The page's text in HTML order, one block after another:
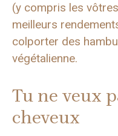
(y compris les
meilleurs
colporter des
végétalienne.
Tu ne veux
cheveux